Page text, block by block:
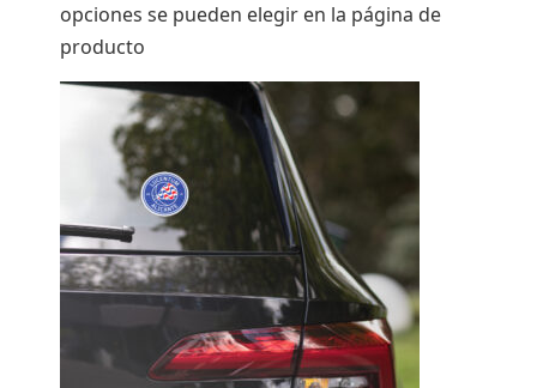
opciones se pueden elegir en la página de
producto